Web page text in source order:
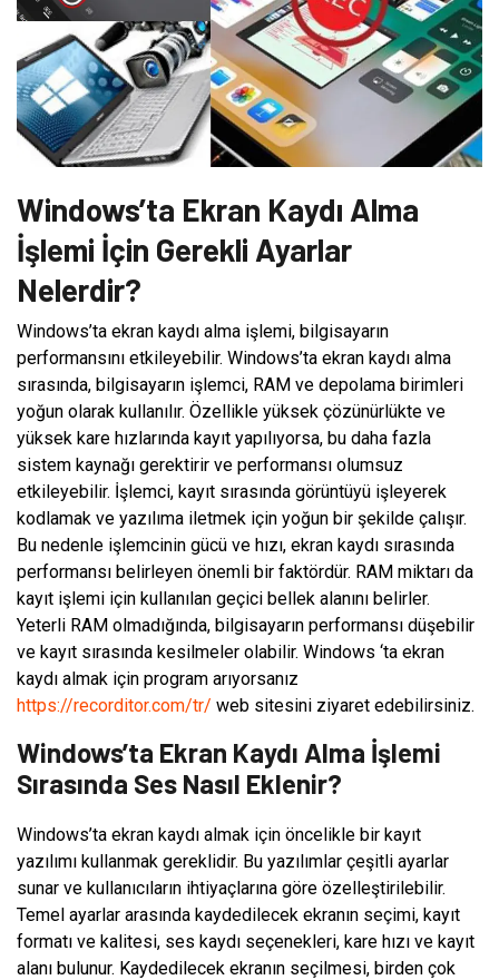
Windows’ta Ekran Kaydı Alma
İşlemi İçin Gerekli Ayarlar
Nelerdir?
Windows’ta ekran kaydı alma işlemi, bilgisayarın
performansını etkileyebilir. Windows’ta ekran kaydı alma
sırasında, bilgisayarın işlemci, RAM ve depolama birimleri
yoğun olarak kullanılır. Özellikle yüksek çözünürlükte ve
yüksek kare hızlarında kayıt yapılıyorsa, bu daha fazla
sistem kaynağı gerektirir ve performansı olumsuz
etkileyebilir. İşlemci, kayıt sırasında görüntüyü işleyerek
kodlamak ve yazılıma iletmek için yoğun bir şekilde çalışır.
Bu nedenle işlemcinin gücü ve hızı, ekran kaydı sırasında
performansı belirleyen önemli bir faktördür. RAM miktarı da
kayıt işlemi için kullanılan geçici bellek alanını belirler.
Yeterli RAM olmadığında, bilgisayarın performansı düşebilir
ve kayıt sırasında kesilmeler olabilir. Windows ‘ta ekran
kaydı almak için program arıyorsanız
https://recorditor.com/tr/ web sitesini ziyaret edebilirsiniz.
Windows’ta Ekran Kaydı Alma İşlemi
Sırasında Ses Nasıl Eklenir?
Windows’ta ekran kaydı almak için öncelikle bir kayıt
yazılımı kullanmak gereklidir. Bu yazılımlar çeşitli ayarlar
sunar ve kullanıcıların ihtiyaçlarına göre özelleştirilebilir.
Temel ayarlar arasında kaydedilecek ekranın seçimi, kayıt
formatı ve kalitesi, ses kaydı seçenekleri, kare hızı ve kayıt
alanı bulunur. Kaydedilecek ekranın seçilmesi, birden çok